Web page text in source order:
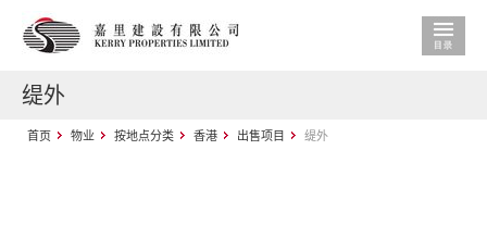
缇外
首页 物业 按地点分类 香港 出售项目 缇外